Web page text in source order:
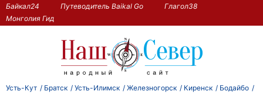
Байкал24 Путеводитель Baikal Go
Глагол38
Монголия Гид
Усть-Кут Братск Усть-Илимск Железногорск Киренск
Бодайбо